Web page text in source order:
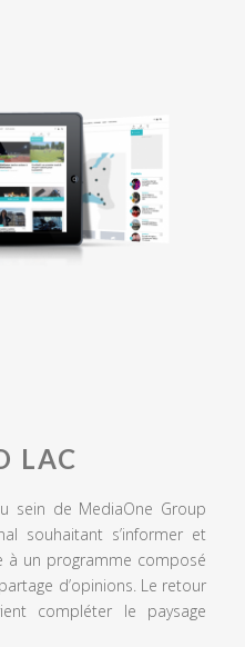
LAC
sein de MediaOne Group
souhaitant s’informer et
à un programme composé
d’opinions. Le retour
compléter le paysage